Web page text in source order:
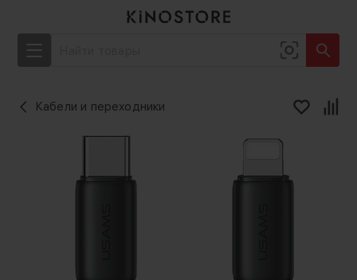
Кабели и переходники